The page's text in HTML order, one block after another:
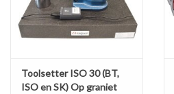
Toolsetter ISO 30 (BT,
ISO en SK) Op graniet